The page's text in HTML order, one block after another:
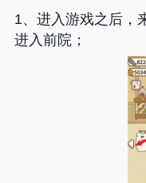
1、进入游戏之后，
进入前院；